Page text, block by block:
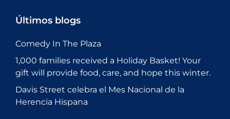
Últimos blogs
Comedy In The Plaza
1,000 families received a Holiday Basket! Your
gift will provide food, care, and hope this winter.
Davis Street celebra el Mes Nacional de la
Herencia Hispana